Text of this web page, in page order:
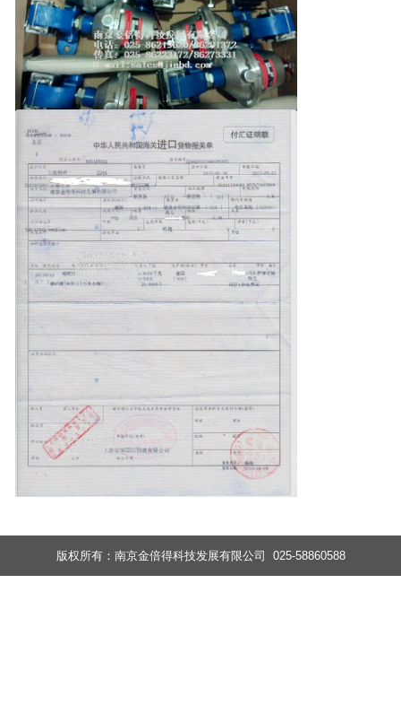
版权所有：南京金倍得科技发展有限公司 025-58860588